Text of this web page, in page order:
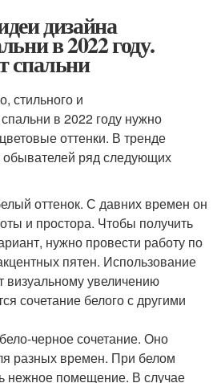
дизайна
в 2022 году.
спальни
стильного и
в 2022 году нужно
оттенки. В тренде
ряд следующих
оттенок. С давних времен он
и простора. Чтобы получить
нужно провести работу по
пятен. Использование
визуальному увеличению
сочетание белого с другими
черное сочетание. Оно
разных времен. При белом
нежное помещение. В случае